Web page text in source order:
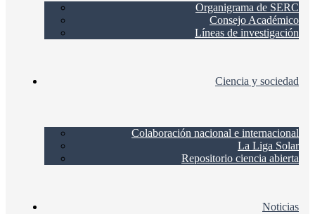
Organigrama de SERC
Consejo Académico
Líneas de investigación
Ciencia y sociedad
Colaboración nacional e internacional
La Liga Solar
Repositorio ciencia abierta
Noticias